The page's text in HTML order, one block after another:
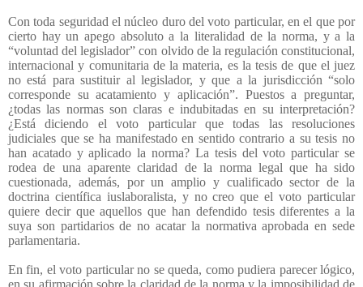
Con toda seguridad el núcleo duro del voto particular, en el que por
cierto hay un apego absoluto a la literalidad de la norma, y a la
“voluntad del legislador” con olvido de la regulación constitucional,
internacional y comunitaria de la materia, es la tesis de que el juez
no está para sustituir al legislador, y que a la jurisdicción “solo
corresponde su acatamiento y aplicación”. Puestos a preguntar,
¿todas las normas son claras e indubitadas en su interpretación?
¿Está diciendo el voto particular que todas las resoluciones
judiciales que se ha manifestado en sentido contrario a su tesis no
han acatado y aplicado la norma? La tesis del voto particular se
rodea de una aparente claridad de la norma legal que ha sido
cuestionada, además, por un amplio y cualificado sector de la
doctrina científica iuslaboralista, y no creo que el voto particular
quiere decir que aquellos que han defendido tesis diferentes a la
suya son partidarios de no acatar la normativa aprobada en sede
parlamentaria.
En fin, el voto particular no se queda, como pudiera parecer lógico,
en su afirmación sobre la claridad de la norma y la imposibilidad de